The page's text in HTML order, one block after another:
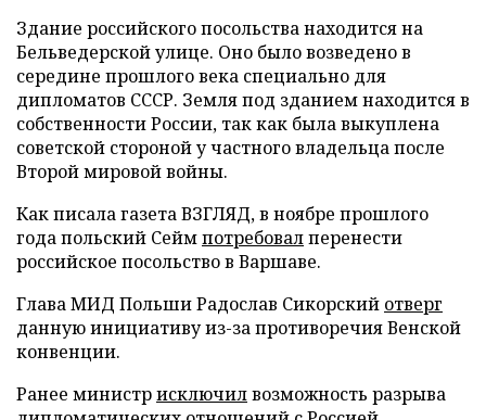
Здание российского посольства находится на
Бельведерской улице. Оно было возведено в
середине прошлого века специально для
дипломатов СССР. Земля под зданием находится в
собственности России, так как была выкуплена
советской стороной у частного владельца после
Второй мировой войны.
Как писала газета ВЗГЛЯД, в ноябре прошлого
года польский Сеймпотребовалперенести
российское посольство в Варшаве.
Глава МИД Польши Радослав Сикорский отверг
данную инициативу из-за противоречия Венской
конвенции.
Ранее министрисключилвозможность разрыва